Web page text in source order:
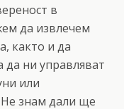
в
да извлечем
както и да
да ни управляват
или
Не знам дали ще